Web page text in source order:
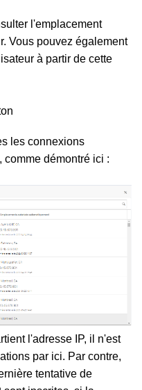
l'emplacement
Vous pouvez également
à partir de cette
les connexions
comme démontré ici :
l'adresse IP, il n'est
par ici. Par contre,
tentative de